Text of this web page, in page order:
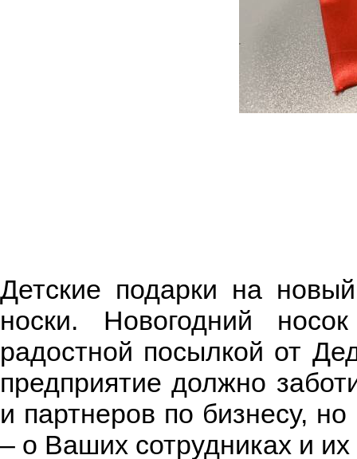
Детские подарки на
носки. Новогодний
радостной посылкой от
предприятие должно
и партнеров по бизнесу,
– о Ваших сотрудниках и